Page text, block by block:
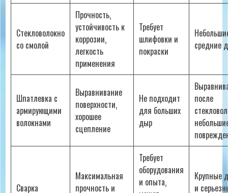
Стекловолокно
со смолой
Прочность‚
устойчивость к
коррозии‚
легкость
применения
Требует
шлифовки и
покраски
средние
Шпатлевка с
армирующими
волокнами
Выравнивание
поверхности‚
хорошее
сцепление
Не подходит
для больших
дыр
после
Сварка
Максимальная
прочность и
Требует
оборудования
и опыта‚
Крупные
и